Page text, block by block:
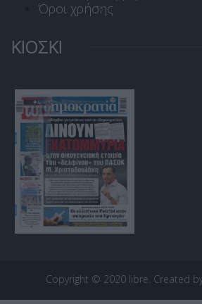
Όροι χρήσης
ΚΙΟΣΚΙ
Copyright © 2020 libre. Created